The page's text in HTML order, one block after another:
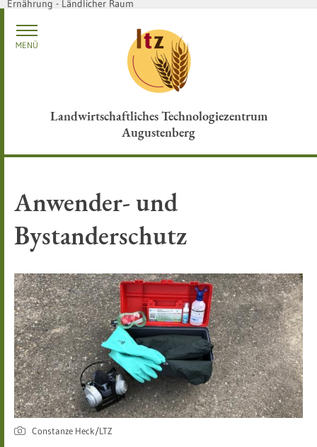
Passer au contenu
Ernährung - Ländlicher Raum
Landwirtschaftliches Technologiezentrum
Augustenberg
MENÜ
Anwender- und
Bystanderschutz
Constanze Heck/LTZ